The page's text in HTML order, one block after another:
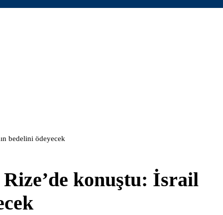
bedelini ödeyecek
konuştu: İsrail